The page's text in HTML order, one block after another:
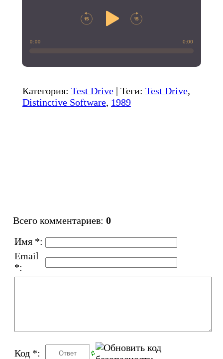
0:00 0:00
Категория: Test Drive| Теги: Test Drive,
Distinctive Software, 1989
Всего комментариев: 0
Имя *:
Email
*:
Код *: